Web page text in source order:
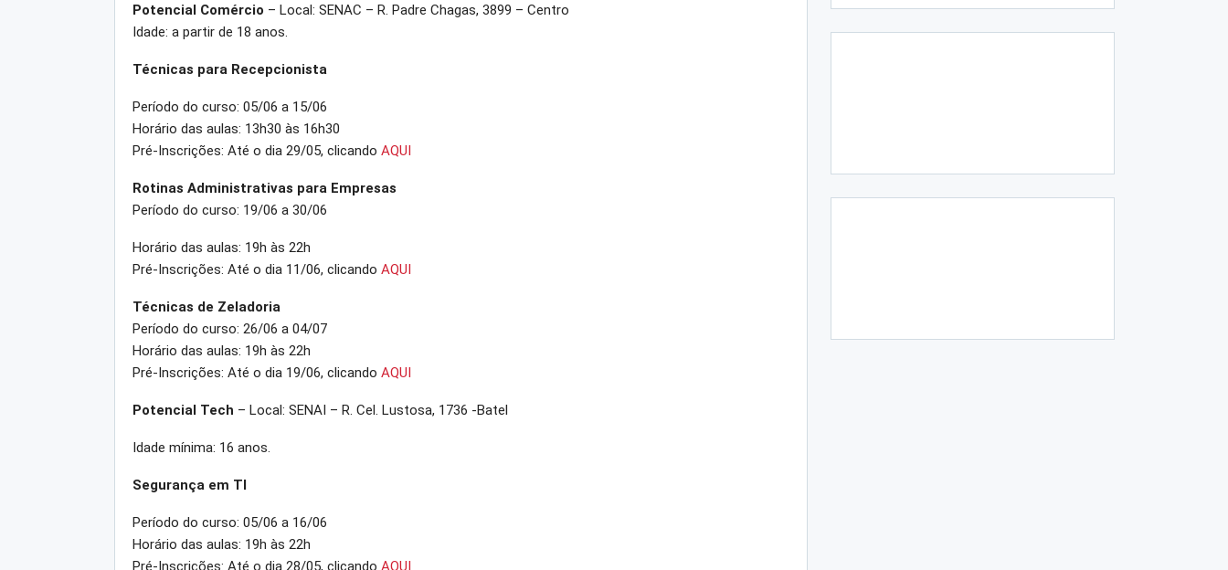
Potencial Comércio – Local: SENAC – R. Padre Chagas, 3899 – Centro
Idade: a partir de 18 anos.
Técnicas para Recepcionista
Período do curso: 05/06 a 15/06
Horário das aulas: 13h30 às 16h30
Pré-Inscrições: Até o dia 29/05, clicando AQUI
Rotinas Administrativas para Empresas
Período do curso: 19/06 a 30/06
Horário das aulas: 19h às 22h
Pré-Inscrições: Até o dia 11/06, clicando AQUI
Técnicas de Zeladoria
Período do curso: 26/06 a 04/07
Horário das aulas: 19h às 22h
Pré-Inscrições: Até o dia 19/06, clicando AQUI
Potencial Tech – Local: SENAI – R. Cel. Lustosa, 1736 -Batel
Idade mínima: 16 anos.
Segurança em TI
Período do curso: 05/06 a 16/06
Horário das aulas: 19h às 22h
Pré-Inscrições: Até o dia 28/05, clicando AQUI